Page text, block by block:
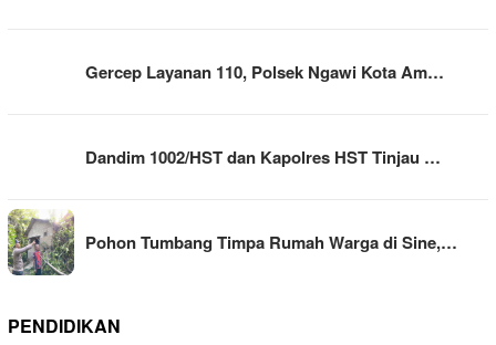
Gercep Layanan 110, Polsek Ngawi Kota Am…
Dandim 1002/HST dan Kapolres HST Tinjau …
Pohon Tumbang Timpa Rumah Warga di Sine,…
PENDIDIKAN